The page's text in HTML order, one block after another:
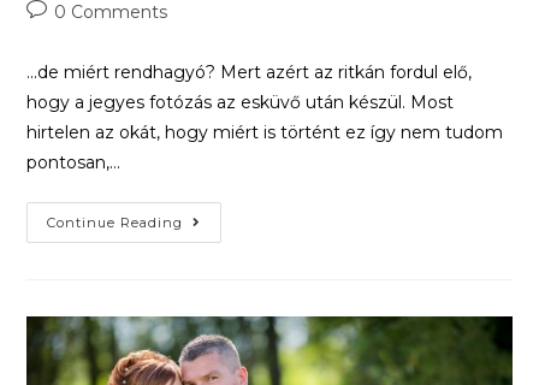
0 Comments
...de miért rendhagyó? Mert azért az ritkán fordul elő,
hogy a jegyes fotózás az esküvő után készül. Most
hirtelen az okát, hogy miért is történt ez így nem tudom
pontosan,…
Continue Reading